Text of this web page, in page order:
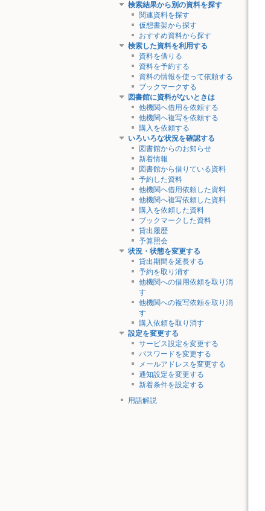
検索結果から別の資料を探す
関連資料を探す
仮想書架から探す
おすすめ資料から探す
検索した資料を利用する
資料を借りる
資料を予約する
資料の情報を使って依頼する
ブックマークする
図書館に資料がないときは
他機関へ借用を依頼する
他機関へ複写を依頼する
購入を依頼する
いろいろな状況を確認する
図書館からのお知らせ
新着情報
図書館から借りている資料
予約した資料
他機関へ借用依頼した資料
他機関へ複写依頼した資料
購入を依頼した資料
ブックマークした資料
貸出履歴
予算照会
状況・状態を変更する
貸出期間を延長する
予約を取り消す
他機関への借用依頼を取り消
す
他機関への複写依頼を取り消
す
購入依頼を取り消す
設定を変更する
サービス設定を変更する
パスワードを変更する
メールアドレスを変更する
通知設定を変更する
新着条件を設定する
用語解説